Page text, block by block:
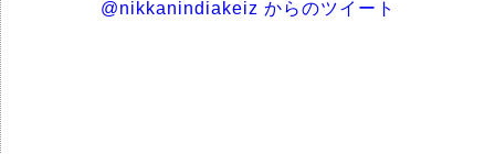
@nikkanindiakeiz からのツイート